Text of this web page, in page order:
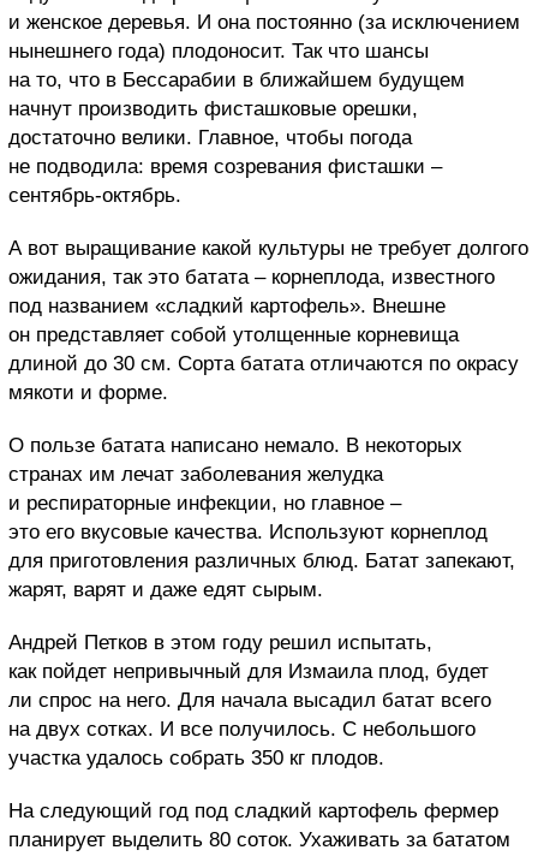
и женское деревья. И она постоянно (за исключением
нынешнего года) плодоносит. Так что шансы
на то, что в Бессарабии в ближайшем будущем
начнут производить фисташковые орешки,
достаточно велики. Главное, чтобы погода
не подводила: время созревания фисташки –
сентябрь-октябрь.
А вот выращивание какой культуры не требует долгого
ожидания, так это батата – корнеплода, известного
под названием «сладкий картофель». Внешне
он представляет собой утолщенные корневища
длиной до 30 см. Сорта батата отличаются по окрасу
мякоти и форме.
О пользе батата написано немало. В некоторых
странах им лечат заболевания желудка
и респираторные инфекции, но главное –
это его вкусовые качества. Используют корнеплод
для приготовления различных блюд. Батат запекают,
жарят, варят и даже едят сырым.
Андрей Петков в этом году решил испытать,
как пойдет непривычный для Измаила плод, будет
ли спрос на него. Для начала высадил батат всего
на двух сотках. И все получилось. С небольшого
участка удалось собрать 350 кг плодов.
На следующий год под сладкий картофель фермер
планирует выделить 80 соток. Ухаживать за бататом